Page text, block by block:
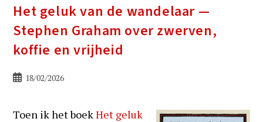
Het geluk van de wandelaar —
Stephen Graham over zwerven,
koffie en vrijheid
Bericht18/02/2026
Toen ik het boekHet geluk